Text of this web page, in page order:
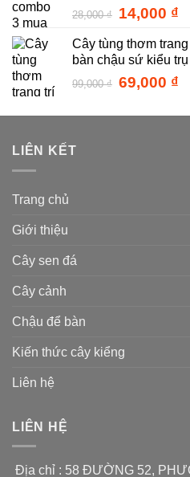
28,000₫ Giá
là:
28,000 ₫.
14,000 ₫
tại
là:
Cây tùng thơm
bàn chậu sứ kiểu
99,000₫ Giá
là:
69,000 ₫
LIÊN KẾT
Trang chủ
Giới thiệu
Cây sen đá
Cây cảnh
Chậu để bàn
Kiến thức cây kiểng
Liên hệ
LIÊN HỆ
Địa chỉ : 58 ĐƯỜNG 52,